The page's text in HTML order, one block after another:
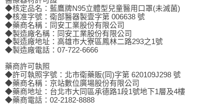
◆核定品名：藍鷹牌N95立體型兒童醫用口罩(未滅菌)
◆核准字號：衛部醫器製壹字第 006638 號
◆藥商名稱：同安工業股份有限公司
◆製造廠名稱：同安工業股份有限公司
◆製造廠地址：高雄市大寮區鳳林二路293之1號
◆製造廠電話：07-722-6666
藥商許可執照
◆許可執照字號：北市衛藥販(同)字第 620109J298 號
◆藥商名稱：京站數位廣場股份有限公司
◆藥商地址：台北市大同區承德路1段1號地下1層及4樓
◆藥商電話：02-2182-8888